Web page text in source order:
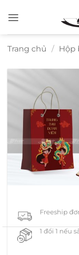
qua
Trang chủ / Hộp
Freeship
1 đổi 1 nếu